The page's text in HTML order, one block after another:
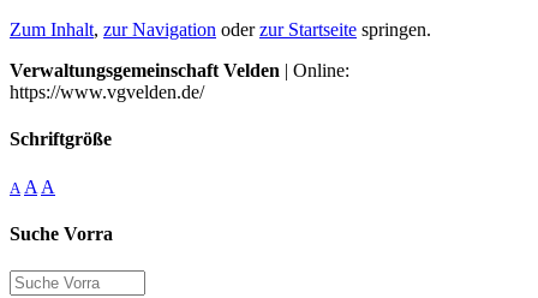
Zum Inhalt, zur Navigation oderzur Startseite springen.
Verwaltungsgemeinschaft Velden | Online:
https://www.vgvelden.de/
Schriftgröße
A A A
Suche Vorra